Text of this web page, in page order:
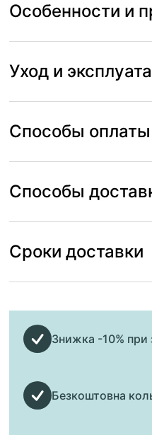
Особенности и
Уход и
Способы оплаты
Способы
Сроки доставки
Знижка -10% при
Безкоштовна